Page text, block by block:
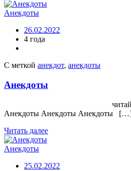
Анекдоты
26.02.2022
4 года
С меткой анекдот, анекдоты
Анекдоты
читайте так же:
Анекдоты Анекдоты Анекдоты
Читать далее
Анекдоты
25.02.2022